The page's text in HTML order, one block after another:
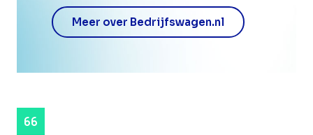
Meer over Bedrijfswagen.nl